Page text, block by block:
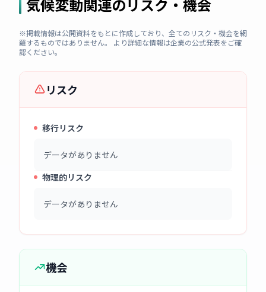
気候変動関連のリスク・機会
※掲載情報は公開資料をもとに作成しており、全てのリスク・機会を網
羅するものではありません。 より詳細な情報は企業の公式発表をご確
認ください。
リスク
移行リスク
データがありません
物理的リスク
データがありません
機会